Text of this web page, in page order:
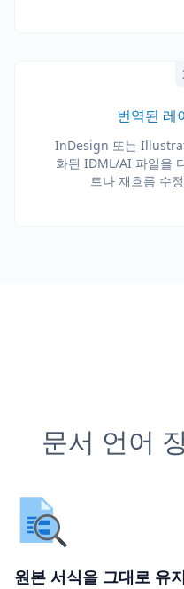
번역된 레
InDesign 또는
화된 IDML/AI 파일을
트나 재흐름 수
문서 언어
원본 서식을 그대로 유지